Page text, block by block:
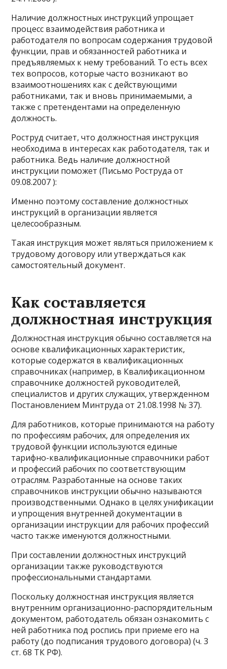
Наличие должностных инструкций упрощает
процесс взаимодействия работника и
работодателя по вопросам содержания трудовой
функции, прав и обязанностей работника и
предъявляемых к нему требований. То есть всех
тех вопросов, которые часто возникают во
взаимоотношениях как с действующими
работниками, так и вновь принимаемыми, а
также с претендентами на определенную
должность.
Роструд считает, что должностная инструкция
необходима в интересах как работодателя, так и
работника. Ведь наличие должностной
инструкции поможет (Письмо Роструда от
09.08.2007 ):
Именно поэтому составление должностных
инструкций в организации является
целесообразным.
Такая инструкция может являться приложением к
трудовому договору или утверждаться как
самостоятельный документ.
Как составляется
должностная инструкция
Должностная инструкция обычно составляется на
основе квалификационных характеристик,
которые содержатся в квалификационных
справочниках (например, в Квалификационном
справочнике должностей руководителей,
специалистов и других служащих, утвержденном
Постановлением Минтруда от 21.08.1998 № 37).
Для работников, которые принимаются на работу
по профессиям рабочих, для определения их
трудовой функции используются единые
тарифно-квалификационные справочники работ
и профессий рабочих по соответствующим
отраслям. Разработанные на основе таких
справочников инструкции обычно называются
производственными. Однако в целях унификации
и упрощения внутренней документации в
организации инструкции для рабочих профессий
часто также именуются должностными.
При составлении должностных инструкций
организации также руководствуются
профессиональными стандартами.
Поскольку должностная инструкция является
внутренним организационно-распорядительным
документом, работодатель обязан ознакомить с
ней работника под роспись при приеме его на
работу (до подписания трудового договора) (ч. 3
ст. 68 ТК РФ).